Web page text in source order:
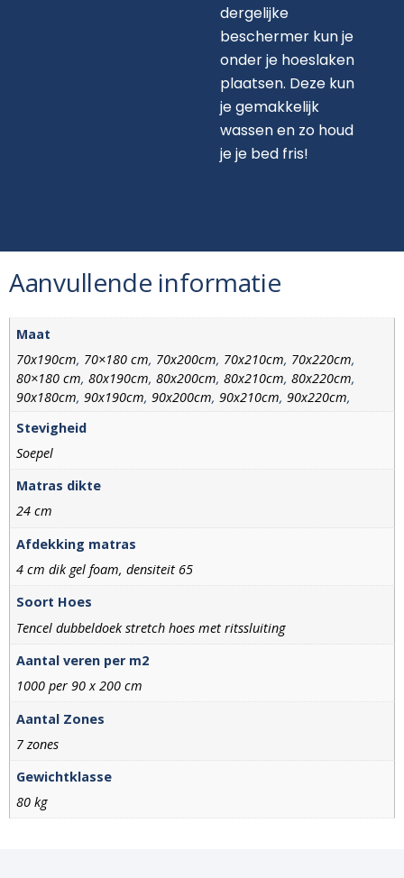
dergelijke
beschermer kun je
onder je hoeslaken
plaatsen. Deze kun
je gemakkelijk
wassen en zo houd
je je bed fris!
Aanvullende informatie
Maat
70x190cm, 70×180 cm, 70x200cm, 70x210cm, 70x220cm,
80×180 cm,80x190cm,80x200cm,80x210cm,80x220cm,
90x180cm,90x190cm,90x200cm,90x210cm,90x220cm,
100×200 cm,100×210 cm,120x190cm,120x200cm,
120x210cm,
140x200cm
160x220cm,180x190cm,180x220cm
Stevigheid
Soepel
Matras dikte
24 cm
Afdekking matras
4 cm dik gel foam, densiteit 65
Soort Hoes
Tencel dubbeldoek stretch hoes met ritssluiting
Aantal veren per m2
1000 per 90 x 200 cm
Aantal Zones
7 zones
Gewichtklasse
80 kg